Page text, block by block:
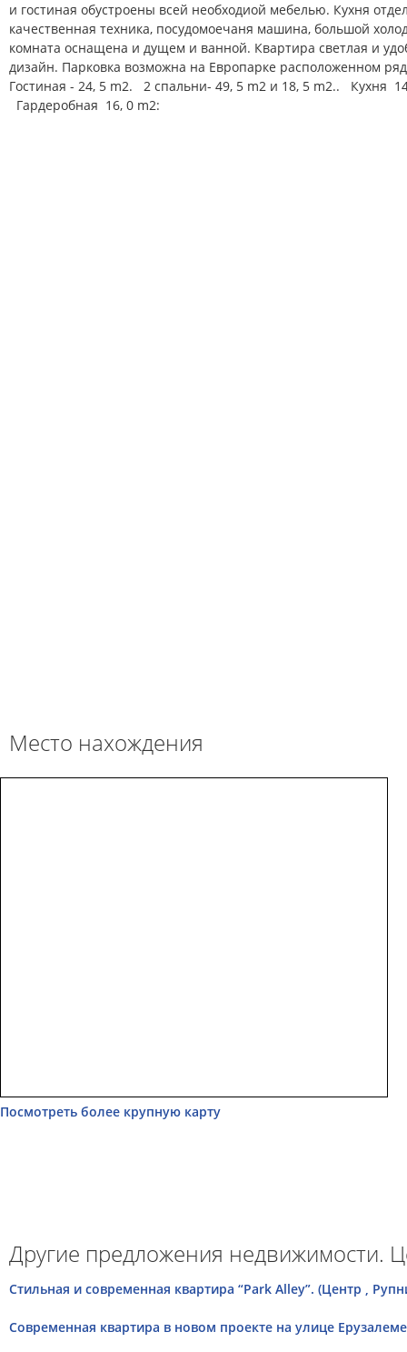
и гостиная обустроены всей необходиой мебелью. Кухня
качественная техника, посудомоечаня машина, большой
комната оснащена и дущем и ванной. Квартира светлая и
дизайн. Парковка возможна на Европарке расположенном
Гостиная - 24, 5 m2. 2 спальни- 49, 5 m2 и 18, 5 m2.. Кухня
Гардеробная 16, 0 m2:
Место нахождения
Посмотреть более крупную карту
Другие предложения недвижимости.
Стильная и современная квартира “Park Alley”. (Центр ,
Современная квартира в новом проекте на улице